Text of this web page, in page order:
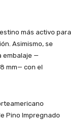
más activo para
Asimismo, se
embalaje —
mm— con el
Pino Impregnado